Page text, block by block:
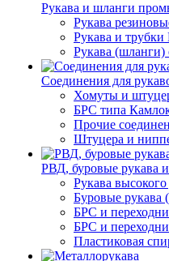
Рукава и шланги
Рукава
Рукава и
Рукава (шланги)
Соединения для
Хомуты и
БРС типа
Прочие
Штуцера и
РВД, буровые рукава
Рукава
Буровые рукава
БРС и
БРС и
Пластиковая